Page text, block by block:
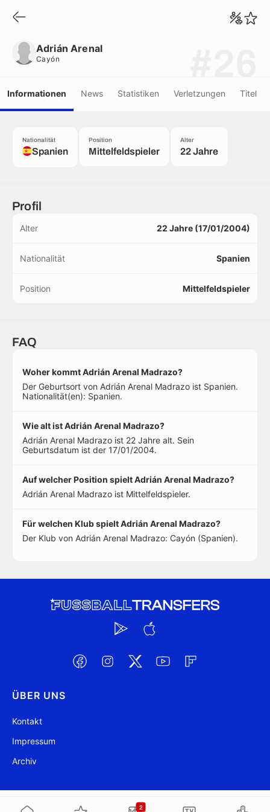
2
Adrián Arenal
Cayón
Informationen News Statistiken Verletzungen Titel
Nationalität
Spanien
Position
Mittelfeldspieler
Alter
22 Jahre
Profil
Alter 22 Jahre (17/01/2004)
Nationalität Spanien
Position Mittelfeldspieler
FAQ
Woher kommt Adrián Arenal Madrazo?
Der Geburtsort von Adrián Arenal Madrazo ist Spanien.
Nationalität(en): Spanien.
Wie alt ist Adrián Arenal Madrazo?
Adrián Arenal Madrazo ist 22 Jahre alt. Sein
Geburtsdatum ist der 17/01/2004.
Auf welcher Position spielt Adrián Arenal Madrazo?
Adrián Arenal Madrazo ist Mittelfeldspieler.
Für welchen Klub spielt Adrián Arenal Madrazo?
Der Klub von Adrián Arenal Madrazo: Cayón (Spanien).
ÜBER UNS
Kontakt
Impressum
Archiv
@ FussballTransfers.com 2009-2026